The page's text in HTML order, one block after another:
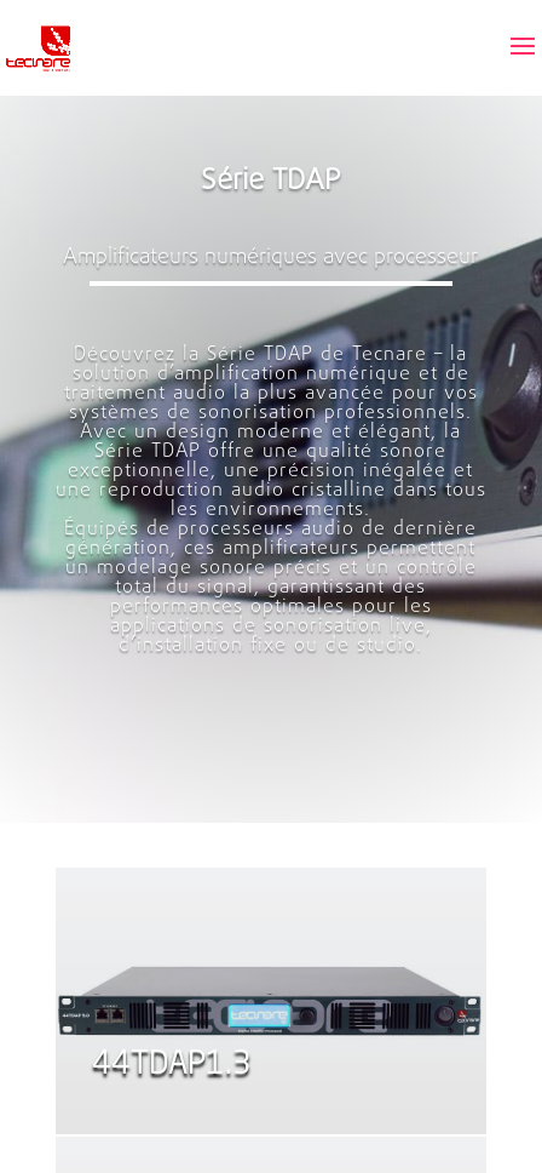
Série TDAP
Amplificateurs numériques avec processeur
Découvrez la Série TDAP de Tecnare – la
solution d’amplification numérique et de
traitement audio la plus avancée pour vos
systèmes de sonorisation professionnels.
Avec un design moderne et élégant, la
Série TDAP offre une qualité sonore
exceptionnelle, une précision inégalée et
une reproduction audio cristalline dans tous
les environnements.
Équipés de processeurs audio de dernière
génération, ces amplificateurs permettent
un modelage sonore précis et un contrôle
total du signal, garantissant des
performances optimales pour les
applications de sonorisation live,
d’installation fixe ou de studio.
44TDAP1.3